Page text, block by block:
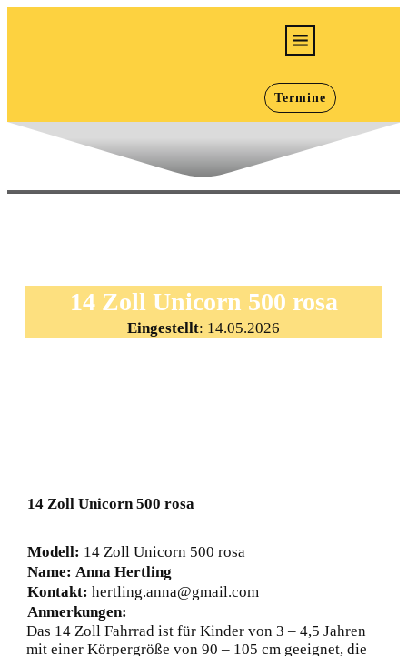
E-Bikes
Bikes
Jugend/Kids
Termine
14 Zoll Unicorn 500 rosa
Eingestellt: 14.05.2026
14 Zoll Unicorn 500 rosa
Modell: 14 Zoll Unicorn 500 rosa
Name: Anna Hertling
Kontakt: hertling.anna@gmail.com
Anmerkungen:
Das 14 Zoll Fahrrad ist für Kinder von 3 – 4,5 Jahren
mit einer Körpergröße von 90 – 105 cm geeignet, die